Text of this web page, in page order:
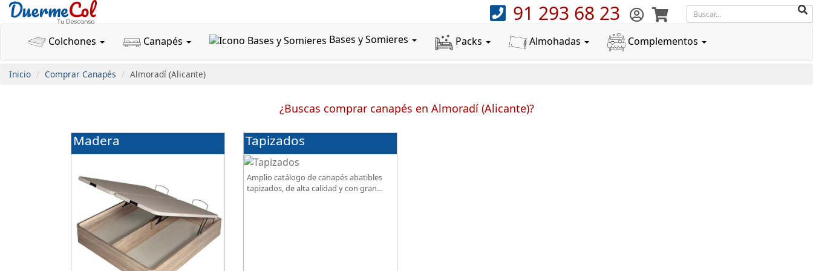
91 293 68 23
Colchones Canapés Bases y Somieres Packs Almohadas Complementos
Inicio Comprar Canapés Almoradí (Alicante)
¿Buscas comprar canapés en Almoradí (Alicante)?
Madera Tapizados
Amplio catálogo de canapés abatibles
tapizados, de alta calidad y con gran